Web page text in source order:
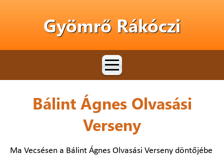
Gyömrő Rákóczi
Bálint Ágnes Olvasási
Verseny
Ma Vecsésen a Bálint Ágnes Olvasási Verseny döntőjébe